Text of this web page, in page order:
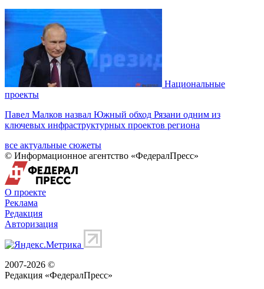
Национальные
проекты
Павел Малков назвал Южный обход Рязани одним из
ключевых инфраструктурных проектов региона
все актуальные сюжеты
© Информационное агентство «ФедералПресс»
О проекте
Реклама
Редакция
Авторизация
2007-2026 ©
Редакция «ФедералПресс»